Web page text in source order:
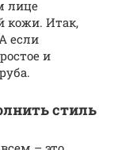
лице
кожи. Итак,
если
и
стиль